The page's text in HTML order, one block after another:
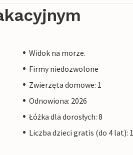
Widok na morze.
Firmy niedozwolone
Zwierzęta domowe: 1
Odnowiona: 2026
Łóżka dla dorosłych: 8
Liczba dzieci gratis (do 4 lat): 1